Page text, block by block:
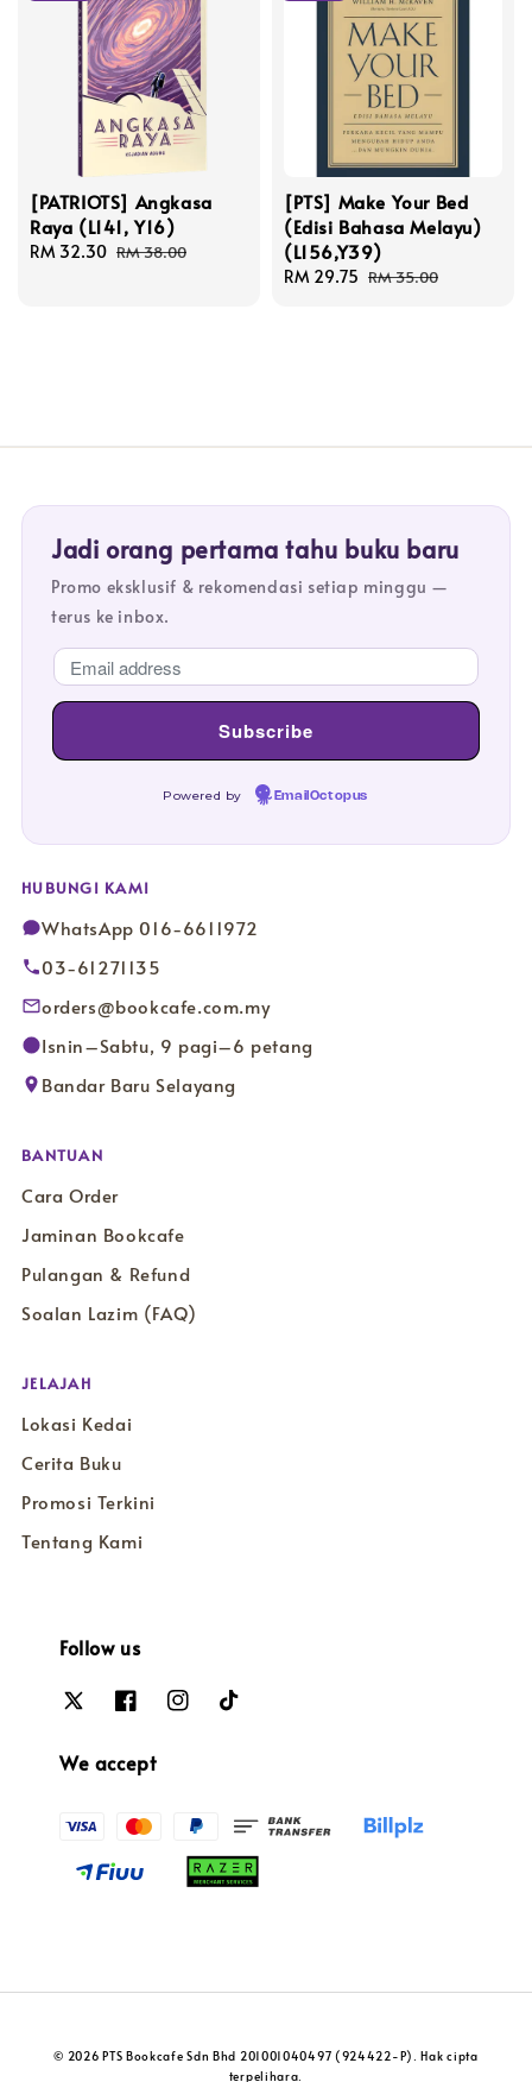
[PATRIOTS] Angkasa
Raya (L141, Y16)
Sale
RM 32.30 Regular
RM 38.00
[PTS] Make Your Bed
(Edisi Bahasa Melayu)
(L156,Y39)
Sale
RM 29.75 Regular
RM 35.00
Jadi orang pertama tahu buku baru
Promo eksklusif & rekomendasi setiap minggu —
terus ke inbox.
Powered by EmailOctopus
HUBUNGI KAMI
WhatsApp 016-6611972
03-61271135
orders@bookcafe.com.my
Isnin–Sabtu, 9 pagi–6 petang
Bandar Baru Selayang
BANTUAN
Cara Order
Jaminan Bookcafe
Pulangan & Refund
Soalan Lazim (FAQ)
JELAJAH
Lokasi Kedai
Cerita Buku
Promosi Terkini
Tentang Kami
Follow us
We accept
© 2026 PTS Bookcafe Sdn Bhd 201001040497 (924422-P). Hak cipta
terpelihara.